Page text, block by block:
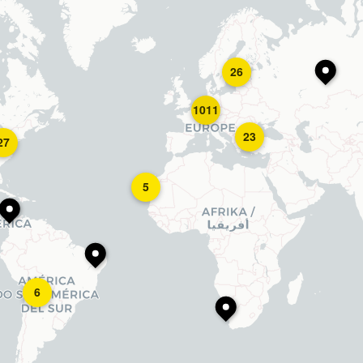
6
26
5
23
1011